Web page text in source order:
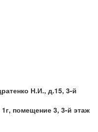
Н.И., д.15, 3-й
помещение 3, 3-й этаж